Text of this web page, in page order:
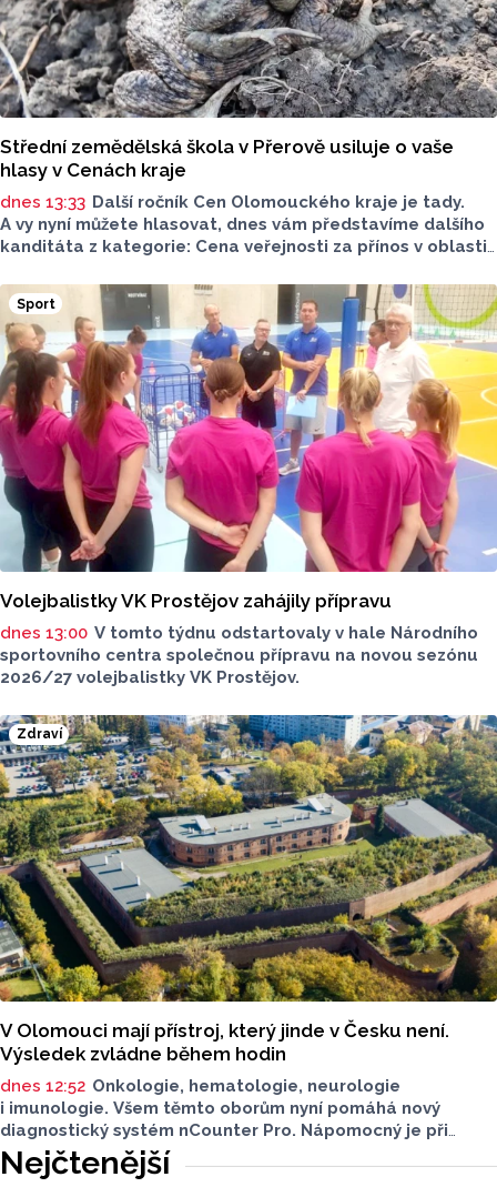
Střední zemědělská škola v Přerově usiluje o vaše
hlasy v Cenách kraje
dnes 13:33 Další ročník Cen Olomouckého kraje je tady.
A vy nyní můžete hlasovat, dnes vám představíme dalšího
kanditáta z kategorie: Cena veřejnosti za přínos v oblasti
v Přerově, která má nominaci v kategorii: Významný počin
v ochraně životního prostředí - právnická osoba.
Sport
Volejbalistky VK Prostějov zahájily přípravu
dnes 13:00 V tomto týdnu odstartovaly v hale Národního
sportovního centra společnou přípravu na novou sezónu
2026/27 volejbalistky VK Prostějov.
Zdraví
V Olomouci mají přístroj, který jinde v Česku není.
Výsledek zvládne během hodin
dnes 12:52 Onkologie, hematologie, neurologie
i imunologie. Všem těmto oborům nyní pomáhá nový
diagnostický systém nCounter Pro. Nápomocný je při
správném určení příčin obtíží i v přesném a včasném
nasazení účinné léčby.
Nejčtenější